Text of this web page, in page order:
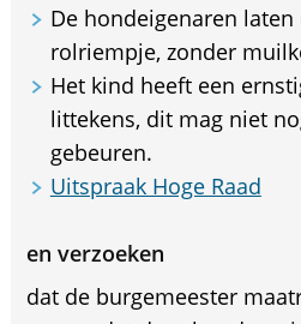
De hondeigenaren
rolriempje, zonder
Het kind heeft een
littekens, dit mag niet
gebeuren.
Uitspraak Hoge Raad
en verzoeken
dat de burgemeester